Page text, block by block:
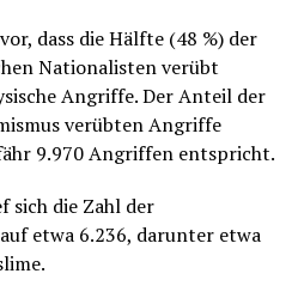
dass die Hälfte (48 %) der
Nationalisten verübt
Angriffe. Der Anteil der
verübten Angriffe
9.970 Angriffen entspricht.
sich die Zahl der
etwa 6.236, darunter etwa